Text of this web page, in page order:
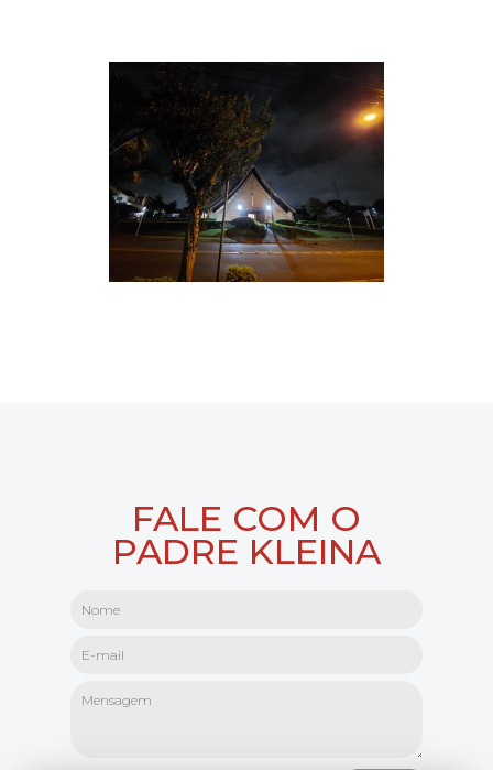
FALE COM O
PADRE KLEINA